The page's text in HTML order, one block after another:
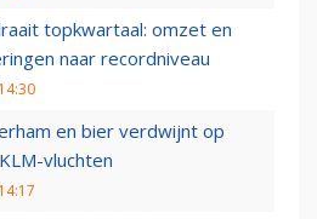
topkwartaal: omzet en
naar recordniveau
en bier verdwijnt op
vluchten